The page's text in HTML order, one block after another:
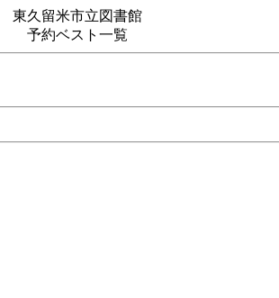
東久留米市立図書館
予約ベスト一覧